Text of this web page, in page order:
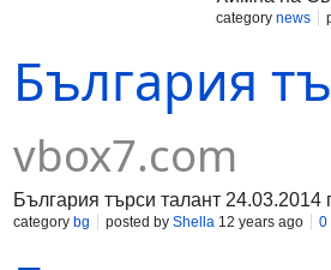
category news
България
vbox7.com
България търси талант 24.03.2014
category bg posted by Shella 12 years ago 0